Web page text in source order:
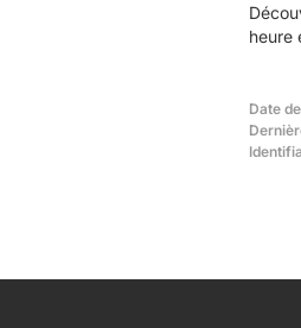
heure
Date